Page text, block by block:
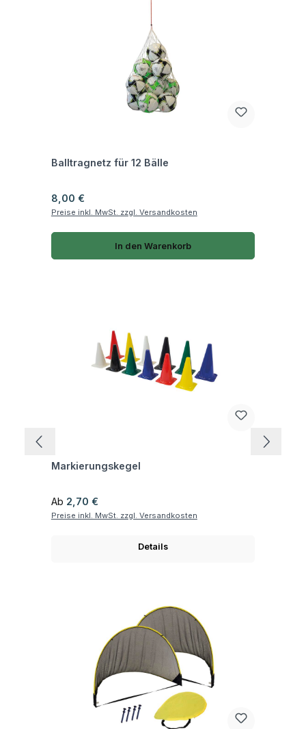
Balltragnetz für 12 Bälle
Regulärer Preis:
8,00 €
Preise inkl. MwSt. zzgl. Versandkosten
In den Warenkorb
Markierungskegel
Regulärer Preis:
Ab 2,70 €
Preise inkl. MwSt. zzgl. Versandkosten
Details